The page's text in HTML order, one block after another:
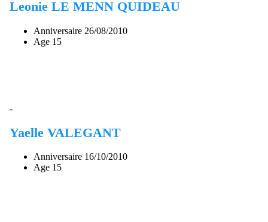
Leonie LE MENN QUIDEAU
Anniversaire 26/08/2010
Age 15
-
Yaelle VALEGANT
Anniversaire 16/10/2010
Age 15